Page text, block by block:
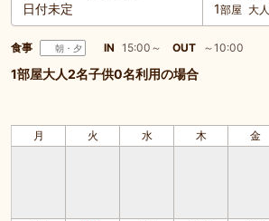
日付未定 1部屋 大人
食事 朝・夕 IN 15:00～ OUT ～10:00
1部屋大人2名子供0名利用の場合
月 火 水 木 金